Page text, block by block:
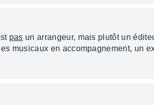
pas un arrangeur, mais plutôt un
musicaux en accompagnement, un